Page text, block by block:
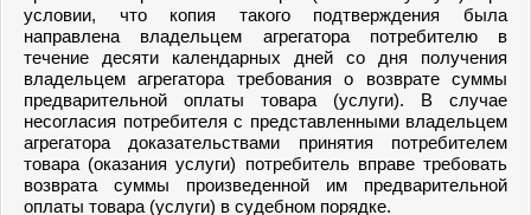
условии, что копия такого подтверждения была
направлена владельцем агрегатора потребителю в
течение десяти календарных дней со дня получения
владельцем агрегатора требования о возврате суммы
предварительной оплаты товара (услуги). В случае
несогласия потребителя с представленными владельцем
агрегатора доказательствами принятия потребителем
товара (оказания услуги) потребитель вправе требовать
возврата суммы произведенной им предварительной
оплаты товара (услуги) в судебном порядке.